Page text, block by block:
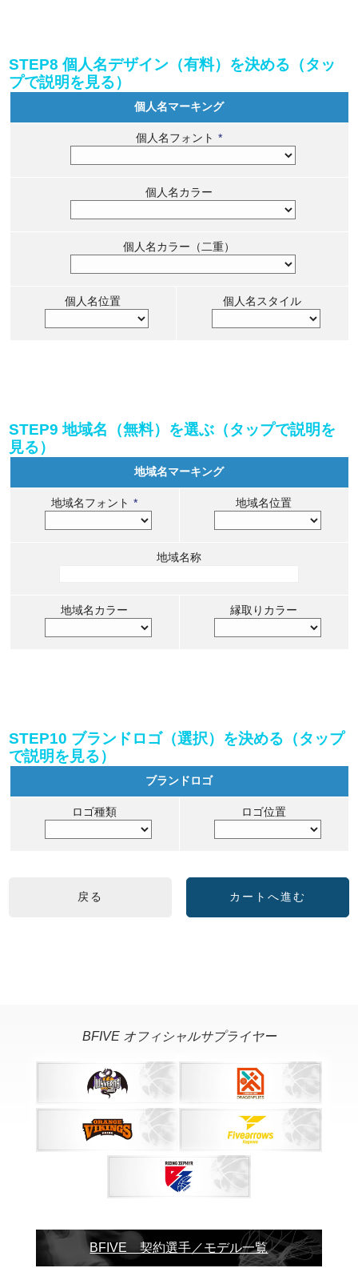
STEP8 個人名デザイン（有料）を決める（タッ
プで説明を見る）
個人名マーキング
個人名フォント *
個人名カラー
個人名カラー（二重）
個人名位置 個人名スタイル
STEP9 地域名（無料）を選ぶ（タップで説明を
見る）
地域名マーキング
地域名フォント * 地域名位置
地域名称
地域名カラー 縁取りカラー
STEP10 ブランドロゴ（選択）を決める（タップ
で説明を見る）
ブランドロゴ
ロゴ種類 ロゴ位置
BFIVE オフィシャルサプライヤー
BFIVE 契約選手／モデル一覧